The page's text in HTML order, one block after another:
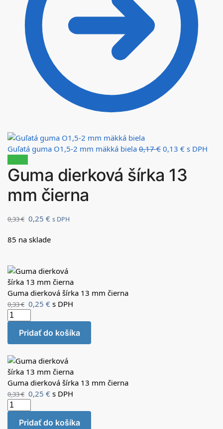
Guľatá guma O1,5-2 mm mäkká biela 0,17€ 0,13 € s DPH
Guma dierková šírka 13
mm čierna
0,33€ 0,25 € s DPH
85 na sklade
Guma dierková šírka 13 mm čierna
0,33€ 0,25 € s DPH
Pridať do košíka
Guma dierková šírka 13 mm čierna
0,33€ 0,25 € s DPH
Pridať do košíka